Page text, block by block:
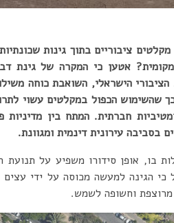
ציבוריים בתוך גינות
אטען כי המקרה של גינת
הישראלי, השואבת כוחה
שהשימוש הכפול במקלטים עשוי
חברתית. המתח בין מדיניות
בסביבה עירונית דינמית ומגוונת.
בו, אופן סידורו משפיע על
כי הגינה למעשה מכוסה על ידי
מרוצפת וחשופה לשמש.